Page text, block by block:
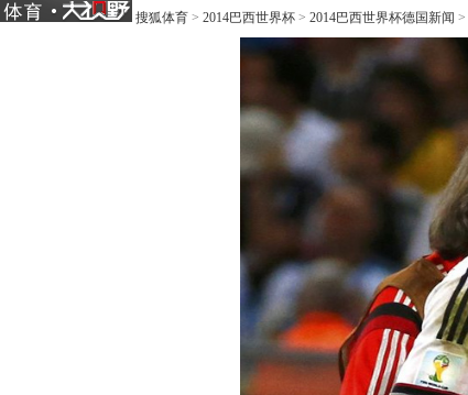
搜狐体育 > 2014巴西世界杯 > 2014巴西世界杯德国新闻 >